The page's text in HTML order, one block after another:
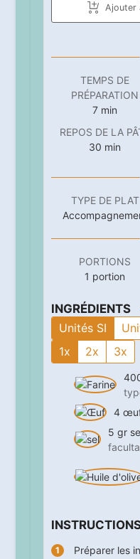
Ajouter
TEMPS DE
PRÉPARATION
7minutes
min
REPOS DE LA
30 minutes
min
TYPE DE PLAT
PORTIONS
1 portion
INGRÉDIENTS
Unités SI
1x
2x 3x
4
5 gr
Préparer les